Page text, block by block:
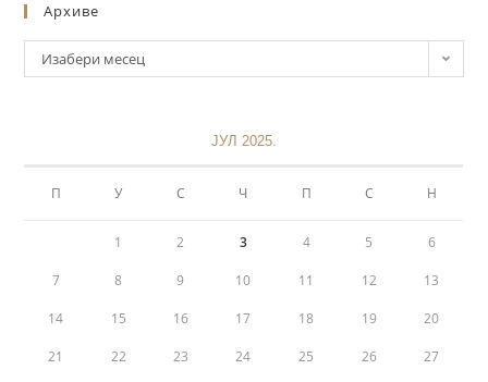
Архиве
Изабери месец
ЈУЛ 2025.
П У С Ч П С Н
1 2 3 4 5 6
7 8 9 10 11 12 13
14 15 16 17 18 19 20
21 22 23 24 25 26 27